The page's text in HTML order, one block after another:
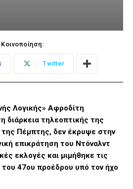
Κοινοποίηση:
Twitter
Λογικής» Αφροδίτη
διάρκεια τηλεοπτικής της
Πέμπτης, δεν έκρυψε στην
επικράτηση του Ντόναλντ
εκλογές και μιμήθηκε τις
του 47ου προέδρου υπό τον ήχο